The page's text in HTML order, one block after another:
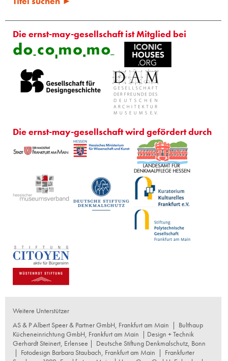
Die ernst-may-gesellschaft ist Mitglied bei
Die ernst-may-gesellschaft wird gefördert durch
Weitere Unterstützer
AS & P Albert Speer & Partner GmbH, Frankfurt am Main | Bulthaup
Kücheneinrichtung GmbH, Frankfurt am Main | Design + Technik
Gerhardt Steinert, Erlensee | Deutsche Stiftung Denkmalschutz, Bonn
| Fotodesign Barbara Staubach, Frankfurt am Main | Frankfurter